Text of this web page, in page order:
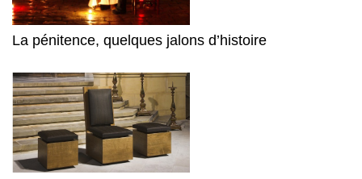
La pénitence, quelques jalons d’histoire